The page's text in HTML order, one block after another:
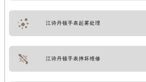
江诗丹顿手表起雾处理
江诗丹顿手表摔坏维修